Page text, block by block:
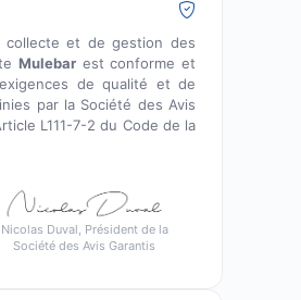
collecte et de gestion des
Mulebar est conforme et
de qualité et de
par la Société des Avis
L111-7-2 du Code de la
Nicolas Duval, Président de la
Société des Avis Garantis